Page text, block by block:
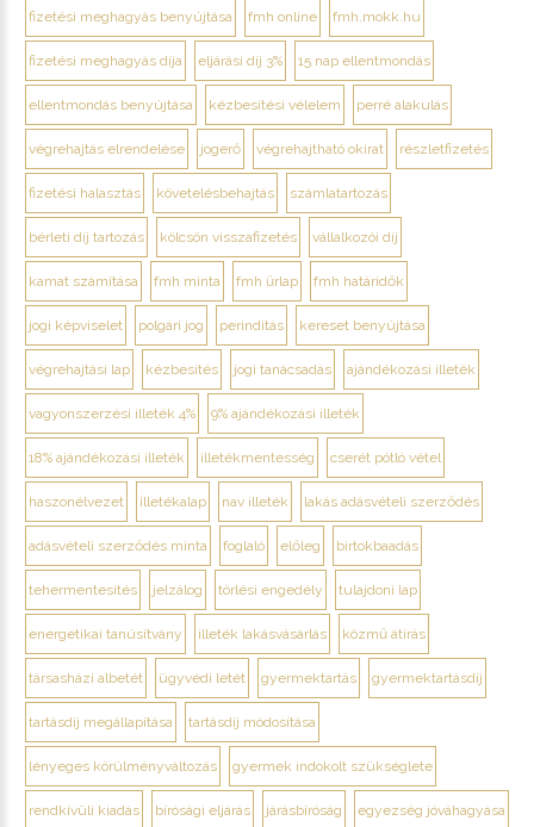
fizetési meghagyás benyújtása fmh online fmh.mokk.hu
fizetési meghagyás díja eljárási díj 3% 15 nap ellentmondás
ellentmondás benyújtása kézbesítési vélelem perré alakulás
végrehajtás elrendelése jogerő végrehajtható okirat részletfizetés
fizetési halasztás követelésbehajtás számlatartozás
bérleti díj tartozás kölcsön visszafizetés vállalkozói díj
kamat számítása fmh minta fmh űrlap fmh határidők
jogi képviselet polgári jog perindítás kereset benyújtása
végrehajtási lap kézbesítés jogi tanácsadás ajándékozási illeték
vagyonszerzési illeték 4% 9% ajándékozási illeték
18% ajándékozási illeték illetékmentesség cserét pótló vétel
haszonélvezet illetékalap nav illeték lakás adásvételi szerződés
adásvételi szerződés minta foglaló előleg birtokbaadás
tehermentesítés jelzálog törlési engedély tulajdoni lap
energetikai tanúsítvány illeték lakásvásárlás közmű átírás
társasházi albetét ügyvédi letét gyermektartás gyermektartásdíj
tartásdíj megállapítása tartásdíj módosítása
lényeges körülményváltozás gyermek indokolt szükséglete
rendkívüli kiadás bírósági eljárás járásbíróság egyezség jóváhagyása